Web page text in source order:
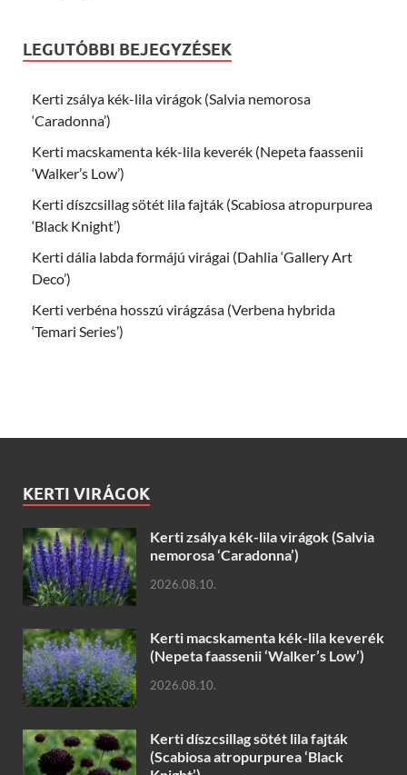
LEGUTÓBBI BEJEGYZÉSEK
Kerti zsálya kék-lila virágok (Salvia nemorosa
‘Caradonna’)
Kerti macskamenta kék-lila keverék (Nepeta faassenii
‘Walker’s Low’)
Kerti díszcsillag sötét lila fajták (Scabiosa atropurpurea
‘Black Knight’)
Kerti dália labda formájú virágai (Dahlia ‘Gallery Art
Deco’)
Kerti verbéna hosszú virágzása (Verbena hybrida
‘Temari Series’)
KERTI VIRÁGOK
Kerti zsálya kék-lila virágok (Salvia
nemorosa ‘Caradonna’)
2026.08.10.
Kerti macskamenta kék-lila keverék
(Nepeta faassenii ‘Walker’s Low’)
2026.08.10.
Kerti díszcsillag sötét lila fajták
(Scabiosa atropurpurea ‘Black